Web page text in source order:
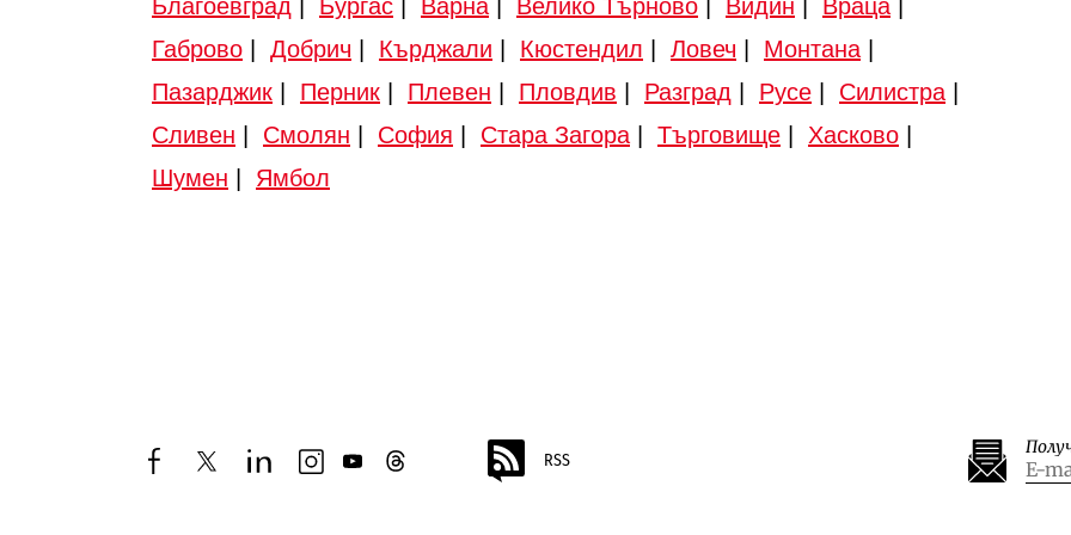
Благоевград Бургас Варна Велико Търново Видин Враца
Габрово
Добрич Кърджали Кюстендил Ловеч Монтана
Пазарджик
Перник Плевен Пловдив Разград Русе Силистра
Сливен
Смолян София Стара Загора Търговище Хасково
Шумен
Ямбол
facebooktwitterlinkedininstagram
youtubethreads RSS